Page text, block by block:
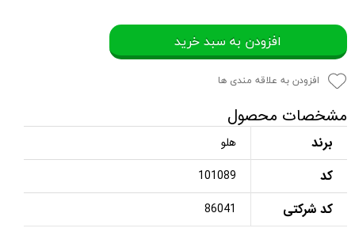
افزودن به سبد خرید
افزودن به علاقه مندی ها
مشخصات محصول
برند هلو
کد 101089
کد شرکتی 86041